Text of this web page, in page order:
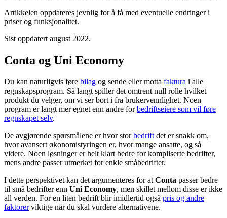
Artikkelen oppdateres jevnlig for å få med eventuelle endringer i
priser og funksjonalitet.
Sist oppdatert august 2022.
Conta og Uni Economy
Du kan naturligvis føre bilag og sende eller motta faktura i alle
regnskapsprogram. Så langt spiller det omtrent null rolle hvilket
produkt du velger, om vi ser bort i fra brukervennlighet. Noen
program er langt mer egnet enn andre forbedriftseiere som vil føre
regnskapet selv.
De avgjørende spørsmålene er hvor storbedrift det er snakk om,
hvor avansert økonomistyringen er, hvor mange ansatte, og så
videre. Noen løsninger er helt klart bedre for kompliserte bedrifter,
mens andre passer utmerket for enkle småbedrifter.
I dette perspektivet kan det argumenteres for at Conta passer bedre
til små bedrifter enn Uni Economy, men skillet mellom disse er ikke
all verden. For en liten bedrift blir imidlertid også pris og andre
faktorerviktige når du skal vurdere alternativene.